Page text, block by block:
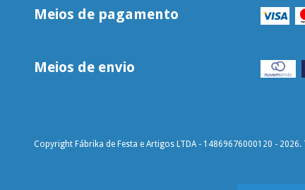
Meios de pagamento
Meios de envio
Copyright Fábrika de Festa e Artigos LTDA - 14869676000120 -